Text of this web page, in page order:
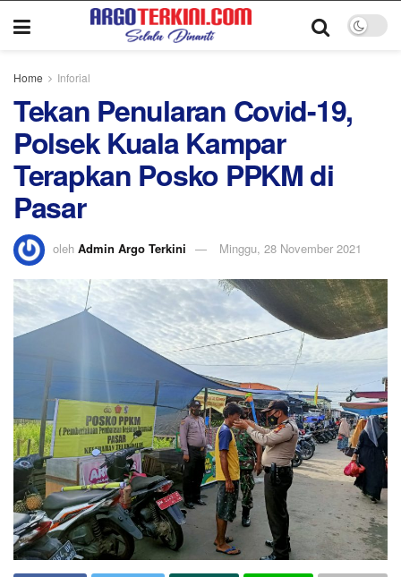
Home Inforial
Tekan Penularan Covid-19,
Polsek Kuala Kampar
Terapkan Posko PPKM di
Pasar
oleh Admin Argo Terkini Minggu, 28 November 2021